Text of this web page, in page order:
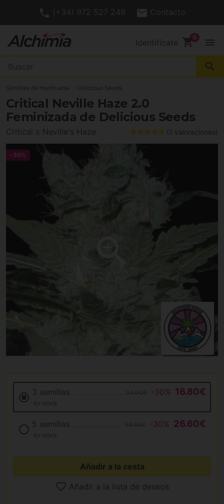
(+34) 972 527 248 Contacto
Identifícate shopping_cart menu
search
Semillas de marihuana Delicious Seeds
Critical Neville Haze 2.0
Feminizada de Delicious Seeds
Critical x Neville's Haze (1 valoraciones)
-30%
3 semillas -30% 16.80€
En stock
5 semillas -30% 26.60€
En stock
Añadir a la cesta
Añadir a la lista de deseos